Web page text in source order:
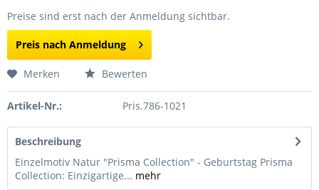
Preise sind erst nach der Anmeldung sichtbar.
Preis nach Anmeldung
Merken Bewerten
Artikel-Nr.: Pris.786-1021
Beschreibung
Einzelmotiv Natur "Prisma Collection" - Geburtstag Prisma
Collection: Einzigartige... mehr